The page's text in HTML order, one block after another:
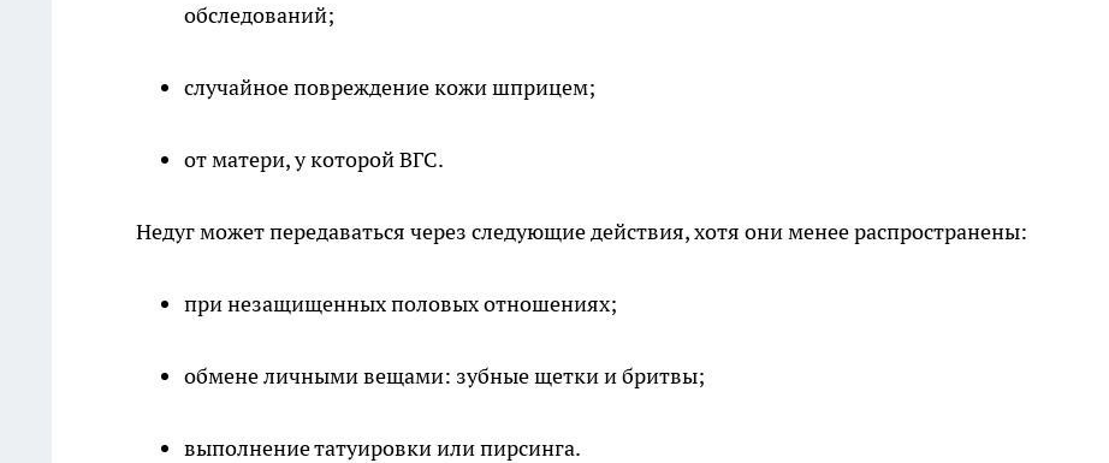
обследований;
случайное повреждение кожи шприцем;
от матери, у которой ВГС.
Недуг может передаваться через следующие действия, хотя они менее распространены:
при незащищенных половых отношениях;
обмене личными вещами: зубные щетки и бритвы;
выполнение татуировки или пирсинга.